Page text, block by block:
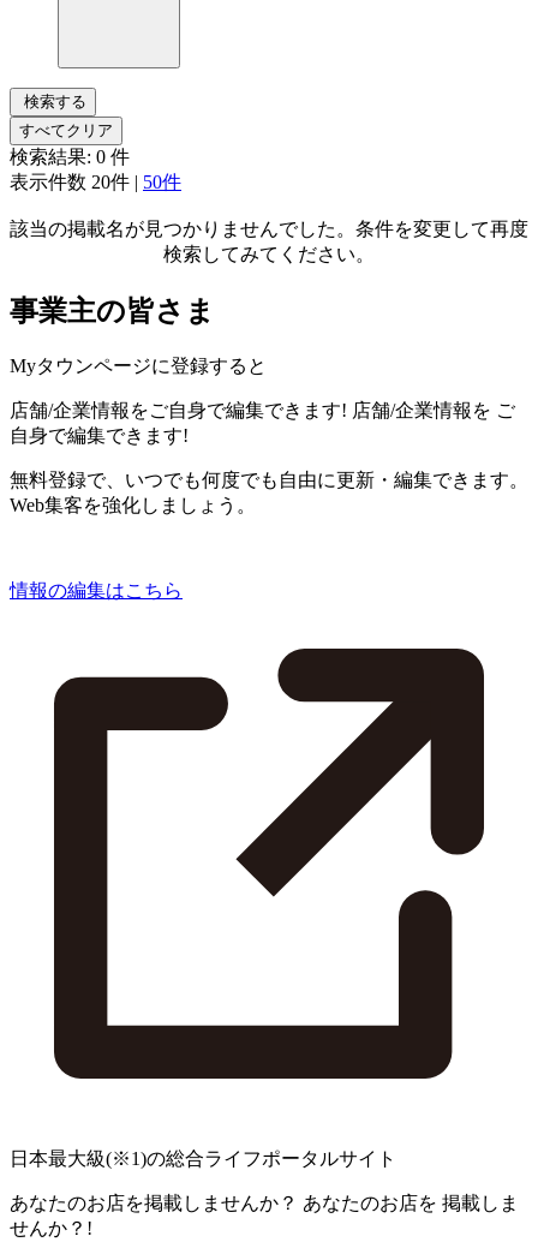
検索する
すべてクリア
検索結果: 0 件
表示件数 20件 | 50件
該当の掲載名が見つかりませんでした。条件を変更して再度
検索してみてください。
事業主の皆さま
Myタウンページに登録すると
店舗/企業情報をご自身で編集できます! 店舗/企業情報を ご
自身で編集できます!
無料登録で、いつでも何度でも自由に更新・編集できます。
Web集客を強化しましょう。
情報の編集はこちら
日本最大級(※1)の総合ライフポータルサイト
あなたのお店を掲載しませんか？ あなたのお店を 掲載しま
せんか？!